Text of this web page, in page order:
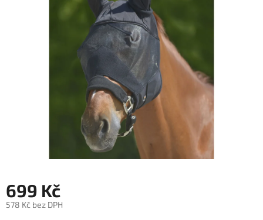
699 Kč
578 Kč bez DPH